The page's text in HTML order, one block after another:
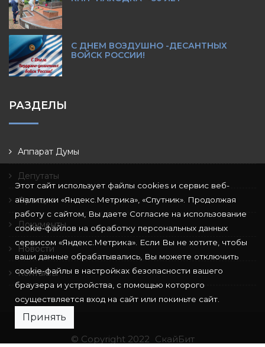
С ДНЕМ ВОЗДУШНО -ДЕСАНТНЫХ
ВОЙСК РОССИИ!
РАЗДЕЛЫ
Аппарат Думы
Депутаты
Фракции
Документы
Новости
Контакты
© Copyright 2022 СкайБит
Этот сайт использует файлы cookies и сервис веб-
аналитики «Яндекс.Метрика», «Спутник». Продолжая
работу с сайтом, Вы даете Согласие на использование
cookie-файлов на обработку персональных данных
сервисом «Яндекс.Метрика». Если Вы не хотите, чтобы
ваши данные обрабатывались, Вы можете отключить
cookie-файлы в настройках безопасности вашего
браузера и устройства, с помощью которого
осуществляется вход на сайт или покиньте сайт.
Принять